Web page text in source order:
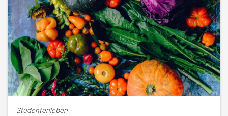
Studentenleben